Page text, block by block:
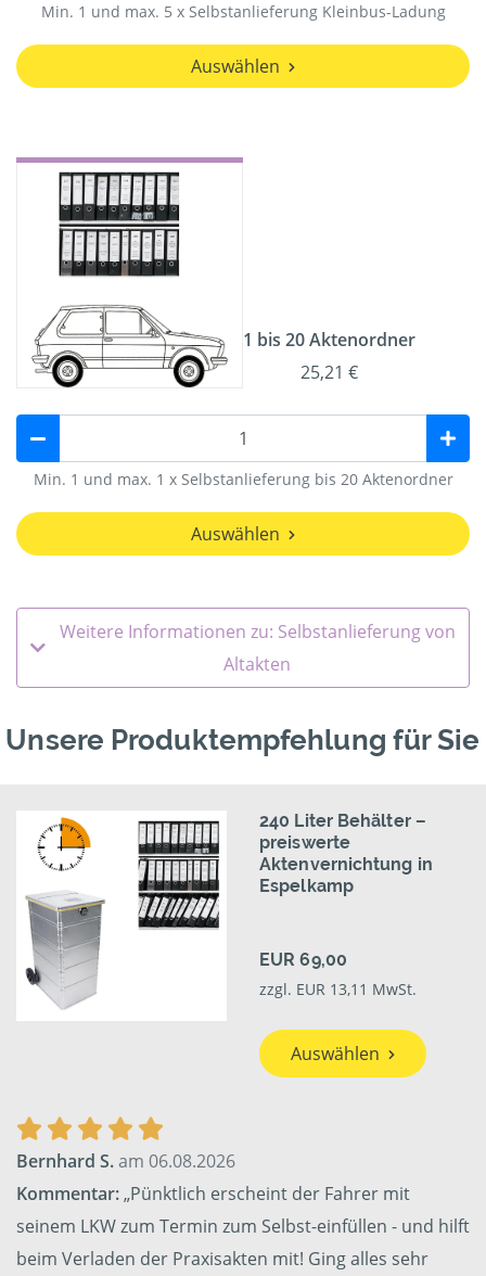
Min. 1 und max. 5 x Selbstanlieferung Kleinbus-Ladung
Auswählen
1 bis 20 Aktenordner
25,21 €
Min. 1 und max. 1 x Selbstanlieferung bis 20 Aktenordner
Auswählen
Weitere Informationen zu: Selbstanlieferung von
Altakten
Unsere Produktempfehlung für Sie
240 Liter Behälter –
preiswerte
Aktenvernichtung in
Espelkamp
EUR 69,00
zzgl. EUR 13,11 MwSt.
Auswählen
Bernhard S.am 06.08.2026
Kommentar:„Pünktlich erscheint der Fahrer mit
seinem LKW zum Termin zum Selbst-einfüllen - und hilft
beim Verladen der Praxisakten mit! Ging alles sehr